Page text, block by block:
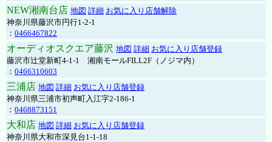
NEW湘南台店 地図 詳細 お気に入り店舗解除
神奈川県藤沢市円行1-2-1
： 0466467822
オーディオスクエア藤沢 地図 詳細 お気に入り店舗登録
藤沢市辻堂新町4-1-1 湘南モールFILL2F（ノジマ内）
： 0466310603
三浦店 地図 詳細 お気に入り店舗登録
神奈川県三浦市初声町入江字2-186-1
： 0468873151
大和店 地図 詳細 お気に入り店舗登録
神奈川県大和市深見台1-1-18